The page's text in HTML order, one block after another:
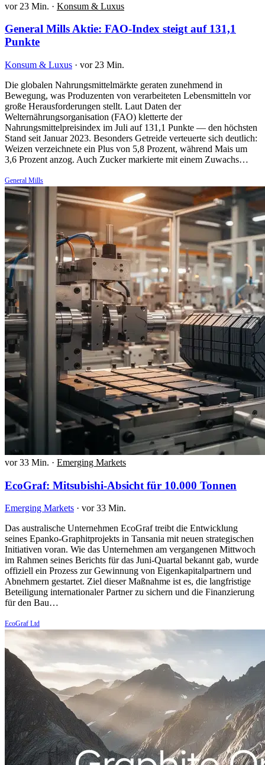
vor 23 Min. · Konsum & Luxus
General Mills Aktie: FAO-Index steigt auf 131,1
Punkte
Konsum & Luxus · vor 23 Min.
Die globalen Nahrungsmittelmärkte geraten zunehmend in
Bewegung, was Produzenten von verarbeiteten Lebensmitteln vor
große Herausforderungen stellt. Laut Daten der
Welternährungsorganisation (FAO) kletterte der
Nahrungsmittelpreisindex im Juli auf 131,1 Punkte — den höchsten
Stand seit Januar 2023. Besonders Getreide verteuerte sich deutlich:
Weizen verzeichnete ein Plus von 5,8 Prozent, während Mais um
3,6 Prozent anzog. Auch Zucker markierte mit einem Zuwachs…
General Mills
vor 33 Min. · Emerging Markets
EcoGraf: Mitsubishi-Absicht für 10.000 Tonnen
Emerging Markets · vor 33 Min.
Das australische Unternehmen EcoGraf treibt die Entwicklung
seines Epanko-Graphitprojekts in Tansania mit neuen strategischen
Initiativen voran. Wie das Unternehmen am vergangenen Mittwoch
im Rahmen seines Berichts für das Juni-Quartal bekannt gab, wurde
offiziell ein Prozess zur Gewinnung von Eigenkapitalpartnern und
Abnehmern gestartet. Ziel dieser Maßnahme ist es, die langfristige
Beteiligung internationaler Partner zu sichern und die Finanzierung
für den Bau…
EcoGraf Ltd